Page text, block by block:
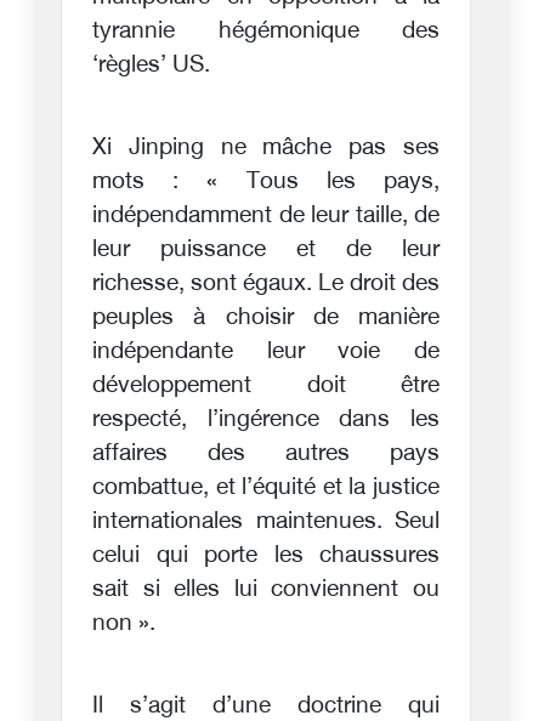
tyrannie hégémonique des
‘règles’ US.
Xi Jinping ne mâche pas ses
mots : « Tous les pays,
indépendamment de leur taille, de
leur puissance et de leur
richesse, sont égaux. Le droit des
peuples à choisir de manière
indépendante leur voie de
développement doit être
respecté, l’ingérence dans les
affaires des autres pays
combattue, et l’équité et la justice
internationales maintenues. Seul
celui qui porte les chaussures
sait si elles lui conviennent ou
non ».
Il s’agit d’une doctrine qui